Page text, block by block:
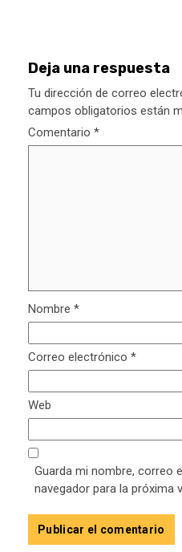
Deja una respuesta
Tu dirección de correo
campos obligatorios están
Comentario *
Nombre *
Correo electrónico *
Web
Guarda mi nombre, correo
navegador para la próxima